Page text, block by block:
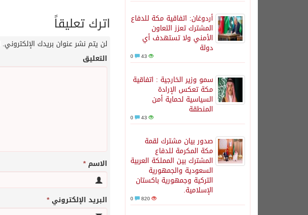
أردوغان: اتفاقية مكة للدفاع
المشترك تعزز التعاون
الأمني ولا تستهدف أي
دولة
43
سمو وزير الخارجية : اتفاقية
مكة تعكس الإرادة
السياسية لحماية أمن
المنطقة
43
صدور بيان مشترك لقمة
مكة المكرمة للدفاع
المشترك بين المملكة العربية
السعودية والجمهورية
التركية وجمهورية باكستان
الإسلامية.
820
اترك تعليقاً
لن يتم نشر عنوان بريدك الإلكتروني.
التعليق
الاسم*
البريد الإلكتروني*